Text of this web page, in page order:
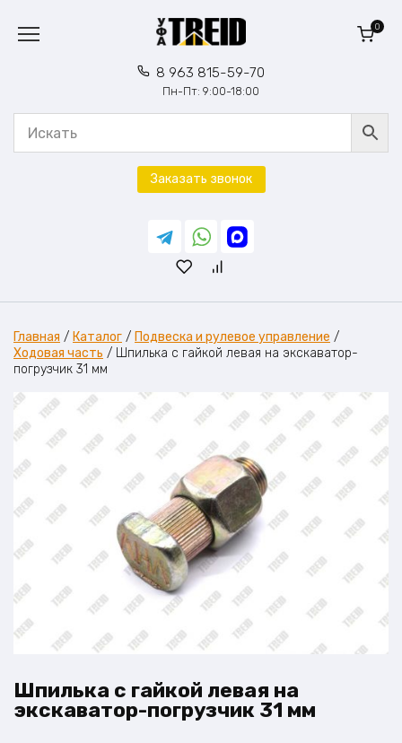
содержанию
8 963 815-59-70
Пн-Пт: 9:00-18:00
0
Заказать звонок
Главная / Каталог / Подвеска и рулевое управление /
Ходовая часть / Шпилька с гайкой левая на экскаватор-
погрузчик 31 мм
Шпилька с гайкой левая на
экскаватор-погрузчик 31 мм